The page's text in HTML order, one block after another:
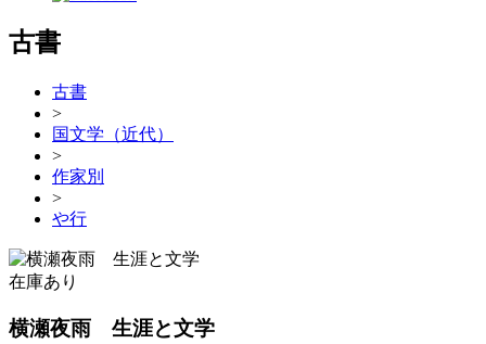
古書
古書
>
国文学（近代）
>
作家別
>
や行
在庫あり
横瀬夜雨 生涯と文学